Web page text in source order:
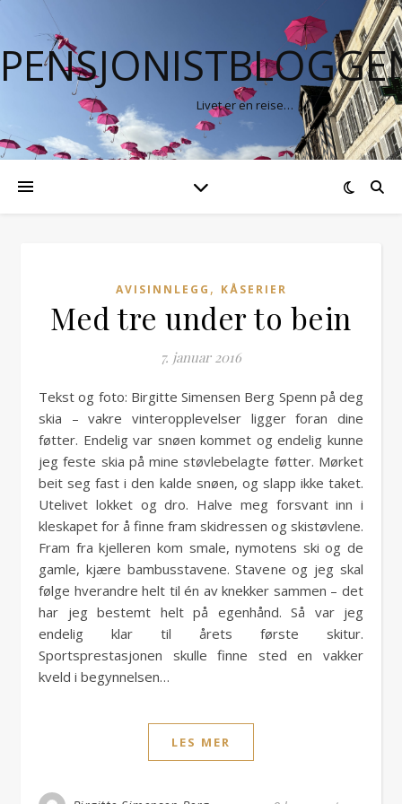
Livet er en reise…
AVISINNLEGG , KÅSERIER
Med tre under to bein
7. januar 2016
Tekst og foto: Birgitte Simensen Berg Spenn på deg
skia – vakre vinteropplevelser ligger foran dine
føtter. Endelig var snøen kommet og endelig kunne
jeg feste skia på mine støvlebelagte føtter. Mørket
beit seg fast i den kalde snøen, og slapp ikke taket.
Utelivet lokket og dro. Halve meg forsvant inn i
kleskapet for å finne fram skidressen og skistøvlene.
Fram fra kjelleren kom smale, nymotens ski og de
gamle, kjære bambusstavene. Stavene og jeg skal
følge hverandre helt til én av knekker sammen – det
har jeg bestemt helt på egenhånd. Så var jeg
endelig klar til årets første skitur.
Sportsprestasjonen skulle finne sted en vakker
kveld i begynnelsen…
LES MER